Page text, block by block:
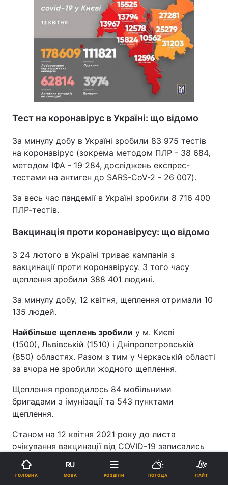
Тест на коронавірус в Україні: що відомо
За минулу добу в Україні зробили 83 975 тестів
на коронавірус (зокрема методом ПЛР - 38 684,
методом ІФА - 19 284, досліджень експрес-
тестами на антиген до SARS-CoV-2 - 26 007).
За весь час пандемії в Україні зробили 8 716 400
ПЛР-тестів.
Вакцинація проти коронавірусу: що відомо
З 24 лютого в Україні триває кампанія з
вакцинації проти коронавірусу. З того часу
щеплення зробили 388 401 людині.
За минулу добу, 12 квітня, щеплення отримали 10
135 людей.
Найбільше щеплень зробили у м. Києві
(1500), Львівській (1510) і Дніпропетровській
(850) областях. Разом з тим у Черкаській області
за вчора не зробили жодного щеплення.
Щеплення проводилось 84 мобільними
бригадами з імунізації та 543 пунктами
щеплення.
Станом на 12 квітня 2021 року до листа
очікування вакцинації від COVID-19 записались
446 213 людей.
Ситуація з коронавірусом в Україні: дані на
ГОЛОВНА
RU
МОВА РОЗДІЛИ ПОГОДА ЛАЙТ